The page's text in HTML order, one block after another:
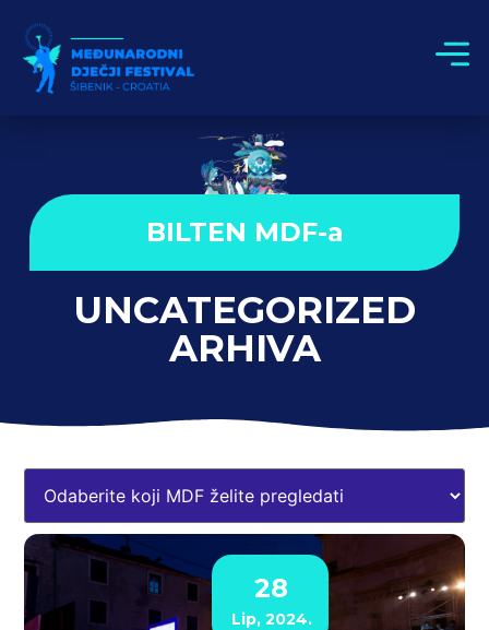
BILTEN MDF-a
UNCATEGORIZED
ARHIVA
28
Lip, 2024.